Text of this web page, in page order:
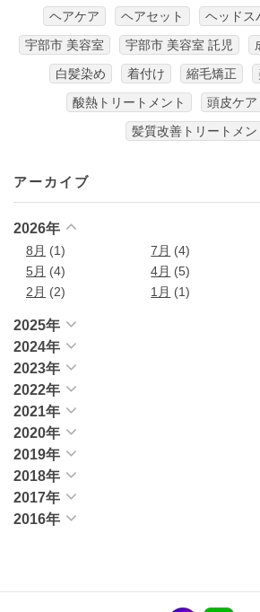
ヘアケア
ヘアセット ヘッドス
宇部市 美容室
宇部市 美容室 託児
白髪染め
着付け 縮毛矯正
酸熱トリートメント
頭皮ケア
髪質改善トリートメン
アーカイブ
2026年
8月 (1) 7月 (4)
5月 (4) 4月 (5)
2月 (2) 1月 (1)
2025年
2024年
2023年
2022年
2021年
2020年
2019年
2018年
2017年
2016年